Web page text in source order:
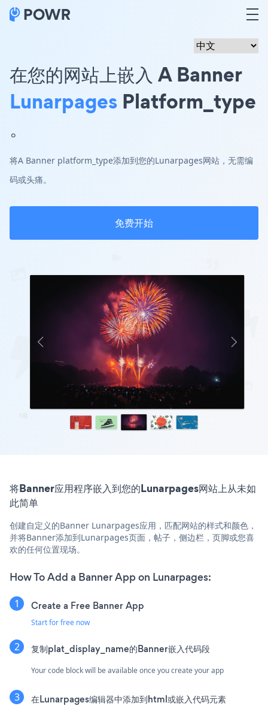
在您的网站上嵌入 A Banner
Lunarpages Platform_type
。
将A Banner platform_type添加到您的Lunarpages网站，无需编
码或头痛。
免费开始
将Banner应用程序嵌入到您的Lunarpages网站上从未如
此简单
创建自定义的Banner Lunarpages应用，匹配网站的样式和颜色，
并将Banner添加到Lunarpages页面，帖子，侧边栏，页脚或您喜
欢的任何位置现场。
How To Add a Banner App on Lunarpages:
Create a Free Banner App
Start for free now
复制plat_display_name的Banner嵌入代码段
Your code block will be available once you create your app
在Lunarpages编辑器中添加到html或嵌入代码元素